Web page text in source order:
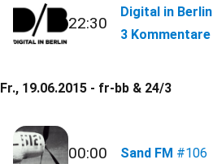
22:30
Digital in Berlin
3 Kommentare
Fr., 19.06.2015 - fr-bb & 24/3
00:00 Sand FM #106